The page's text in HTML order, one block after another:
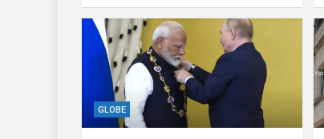
GLOBE